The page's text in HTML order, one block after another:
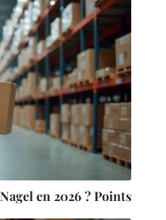
en 2026 ? Points